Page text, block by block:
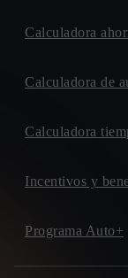
Calculadora
Calculadora de
Calculadora
Incentivos y
Programa Auto+